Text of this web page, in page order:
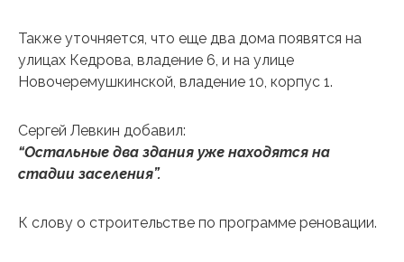
Также уточняется, что еще два дома появятся на
улицах Кедрова, владение 6, и на улице
Новочеремушкинской, владение 10, корпус 1.
Сергей Левкин добавил:
“Остальные два здания уже находятся на
стадии заселения”.
К слову о строительстве по программе реновации.